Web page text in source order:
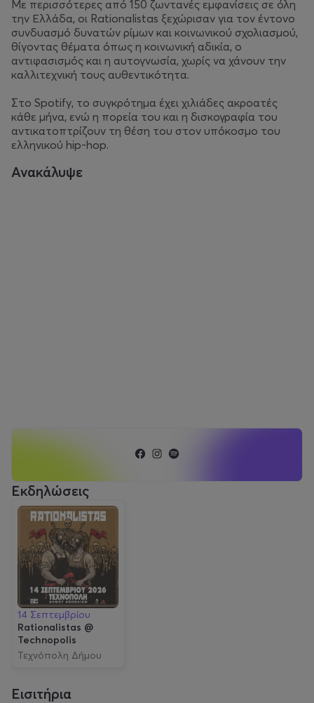
Με περισσότερες από 150 ζωντανές εμφανίσεις σε όλη
την Ελλάδα, οι Rationalistas ξεχώρισαν για τον έντονο
συνδυασμό δυνατών ρίμων και κοινωνικού σχολιασμού,
θίγοντας θέματα όπως η κοινωνική αδικία, ο
αντιφασισμός και η αυτογνωσία, χωρίς να χάνουν την
καλλιτεχνική τους αυθεντικότητα.
Στο Spotify, το συγκρότημα έχει χιλιάδες ακροατές
κάθε μήνα, ενώ η πορεία του και η δισκογραφία του
αντικατοπτρίζουν τη θέση του στον υπόκοσμο του
ελληνικού hip-hop.
Ανακάλυψε
Εκδηλώσεις
14 Σεπτεμβρίου
Rationalistas @
Technopolis
Τεχνόπολη Δήμου
Εισιτήρια